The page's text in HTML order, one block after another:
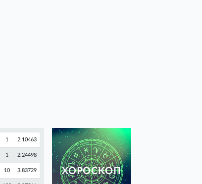
1 2.10463
1 2.24498
10 3.83729 ХОРОСКОП